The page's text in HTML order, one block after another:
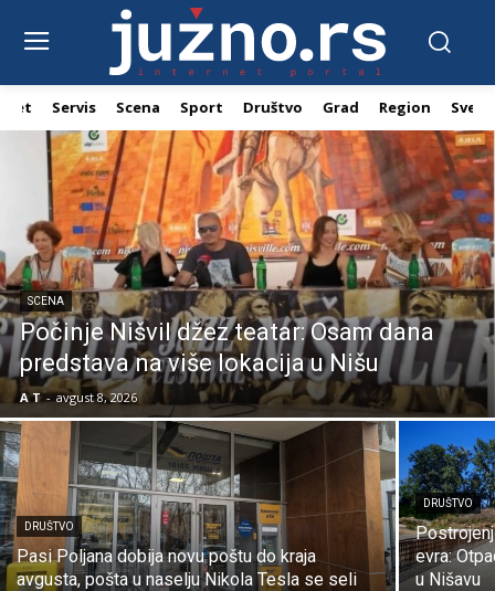
Servis Scena Sport Društvo Grad Region Svet
SCENA
Počinje Nišvil džez teatar: Osam dana
predstava na više lokacija u Nišu
A T - avgust 8, 2026
DRUŠTVO
Pasi Poljana dobija novu poštu do kraja
avgusta, pošta u naselju Nikola Tesla se seli
DRUŠTVO
evra:
u Nišavu